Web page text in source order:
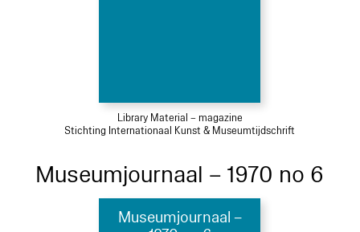
Library Material – magazine
Stichting Internationaal Kunst & Museumtijdschrift
Museumjournaal – 1970 no 6
Museumjournaal –